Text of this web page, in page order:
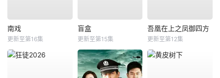
南戏
更新至第16集
盲盒
更新至第15集
吾凰在上之凤御四方
更新至第12集